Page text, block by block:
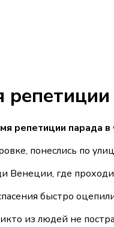
репетиции парада
понеслись по
где
быстро
из людей не